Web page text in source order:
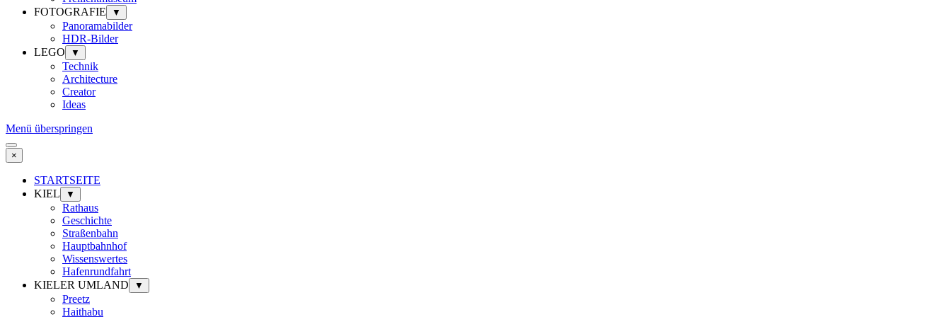
FOTOGRAFIE
▼
Panoramabilder
HDR-Bilder
LEGO
▼
Technik
Architecture
Creator
Ideas
Menü überspringen
×
STARTSEITE
KIEL
▼
Rathaus
Geschichte
Straßenbahn
Hauptbahnhof
Wissenswertes
Hafenrundfahrt
KIELER UMLAND
▼
Preetz
Haithabu